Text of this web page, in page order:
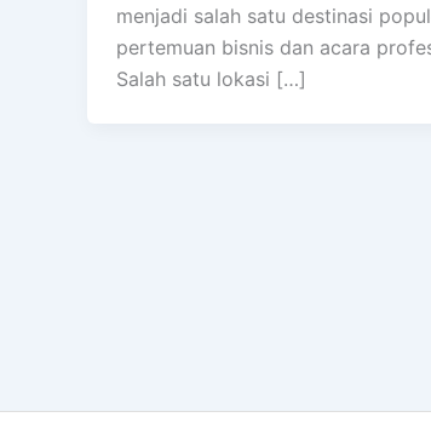
menjadi salah satu destinasi
pertemuan bisnis dan acara
Salah satu lokasi […]